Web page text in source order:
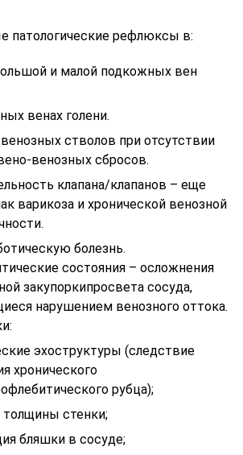
патологические рефлюксы в:
и малой подкожных вен
венах голени.
стволов при отсутствии
венозных сбросов.
клапана/клапанов – еще
варикоза и хронической венозной
болезнь.
состояния – осложнения
закупоркипросвета сосуда,
нарушением венозного оттока.
эхоструктуры (следствие
хронического
рубца);
толщины стенки;
бляшки в сосуде;